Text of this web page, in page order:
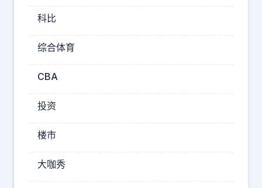
风
暴
"
！
国
防
部
长
奥
罗
科比
综合体育
CBA
投资
楼市
大咖秀